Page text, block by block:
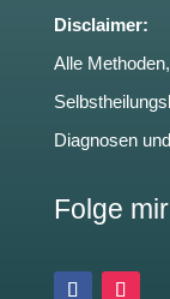
Disclaimer:
Alle
Diagnosen
Folge